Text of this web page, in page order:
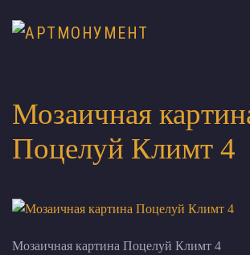
Мозаичная
Поцелуй Климт 4
Мозаичная картина Поцелуй Климт 4